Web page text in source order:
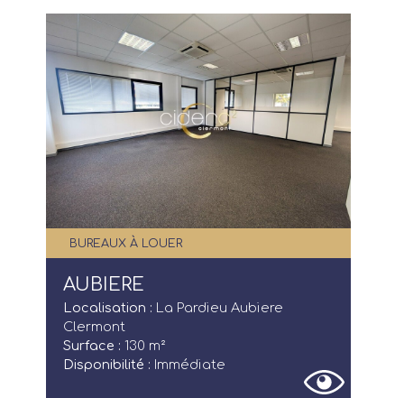
BUREAUX À LOUER
AUBIERE
Localisation :
La Pardieu Aubiere
Clermont
Surface : 130 m²
Disponibilité : Immédiate